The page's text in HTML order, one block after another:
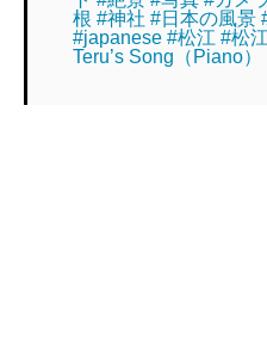
根 #神社 #日本の風景
#japanese #松江 #松
Teru’s Song（Piano